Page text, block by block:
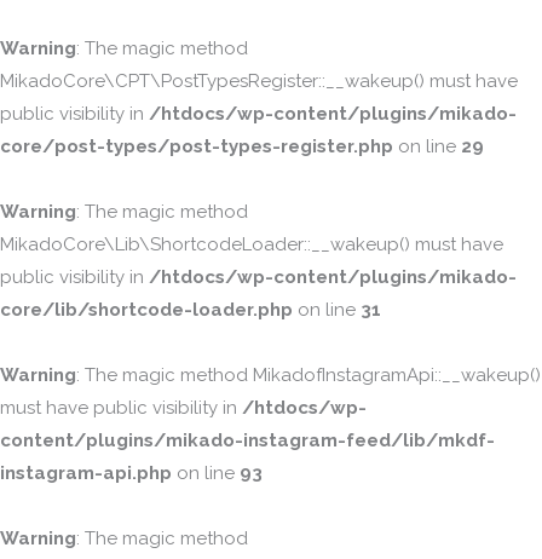
Warning: The magic method
MikadoCore\CPT\PostTypesRegister::__wakeup() must have
public visibility in /htdocs/wp-content/plugins/mikado-
core/post-types/post-types-register.php on line 29
Warning: The magic method
MikadoCore\Lib\ShortcodeLoader::__wakeup() must have
public visibility in /htdocs/wp-content/plugins/mikado-
core/lib/shortcode-loader.php on line 31
Warning: The magic method MikadofInstagramApi::__wakeup()
must have public visibility in /htdocs/wp-
content/plugins/mikado-instagram-feed/lib/mkdf-
instagram-api.php on line 93
Warning: The magic method